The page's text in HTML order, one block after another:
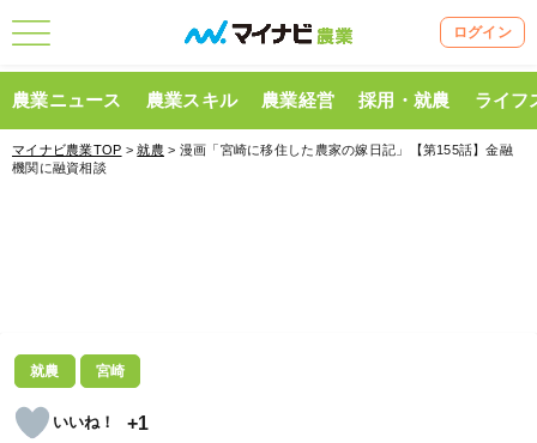
ログイン
農業ニュース 農業スキル 農業経営 採用・就農 ライフ
マイナビ農業TOP >就農 > 漫画「宮崎に移住した農家の嫁日記」【第155話】金融
機関に融資相談
就農 宮崎
+1